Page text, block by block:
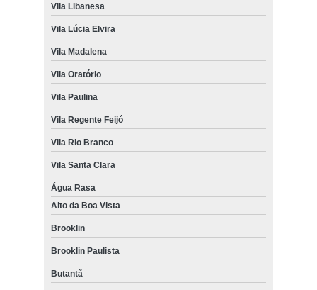
Vila Libanesa
Vila Lúcia Elvira
Vila Madalena
Vila Oratório
Vila Paulina
Vila Regente Feijó
Vila Rio Branco
Vila Santa Clara
Água Rasa
Alto da Boa Vista
Brooklin
Brooklin Paulista
Butantã